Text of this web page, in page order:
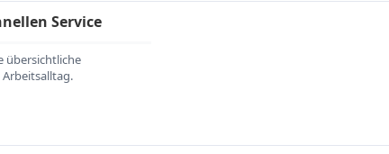
Service
übersichtliche